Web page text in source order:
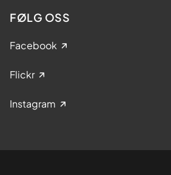
FØLG OSS
Facebook
Flickr
Instagram